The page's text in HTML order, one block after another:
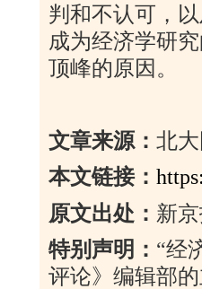
判和不认可，
成为经济学研
顶峰的原因。
文章来源： 北
本文链接：
原文出处： 新
特别声明： “经
评论》编辑部